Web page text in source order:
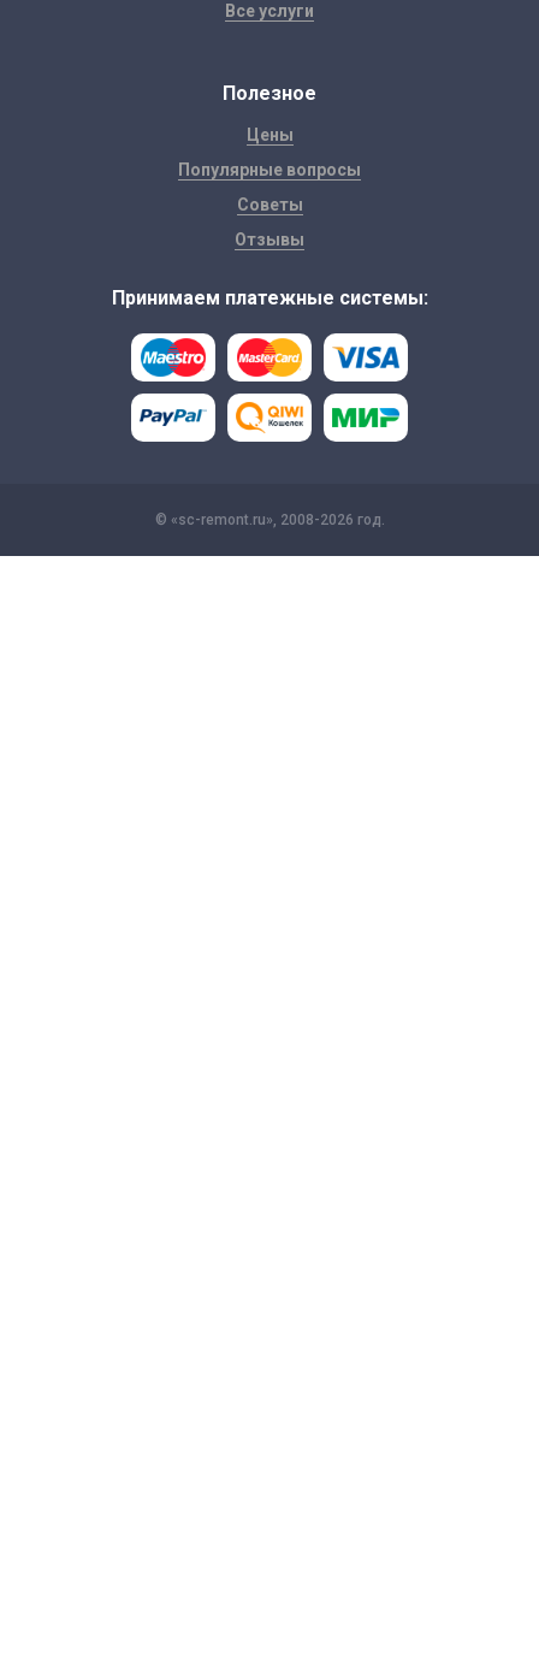
Все услуги
Полезное
Цены
Популярные вопросы
Советы
Отзывы
Принимаем платежные системы:
© «sc-remont.ru», 2008-2026 год.